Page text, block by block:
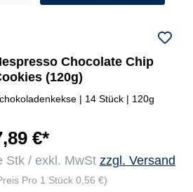
Chocolate Chip
(120g)
| 14 Stück | 120g
€*
Stk / exkl. MwSt zzgl. Versand
Pro 1 Stück 0,56 €)